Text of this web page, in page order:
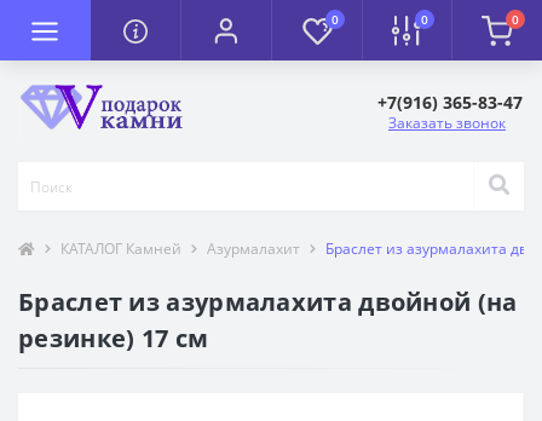
0 0 0
+7(916) 365-83-47
Заказать звонок
КАТАЛОГ Камней Азурмалахит Браслет из азурмалахита
Браслет из азурмалахита двойной (на
резинке) 17 см